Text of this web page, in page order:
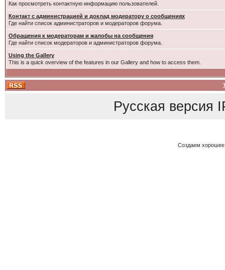
Как просмотреть контактную информацию пользователей.
Контакт с администрацией и доклад модератору о сообщениях
Где найти список администраторов и модераторов форума.
Обращения к модераторам и жалобы на сообщения
Где найти список модераторов и администраторов форума.
Using the Gallery
This is a quick overview of the features in our Gallery and how to access them.
Русская версия
Создаем